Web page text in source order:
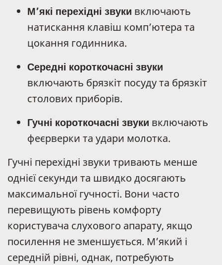
М’які перехідні звуки включають
натискання клавіш комп’ютера та
цокання годинника.
Середні короткочасні звуки
включають брязкіт посуду та брязкіт
столових приборів.
Гучні короткочасні звуки включають
феєрверки та удари молотка.
Гучні перехідні звуки тривають менше
однієї секунди та швидко досягають
максимальної гучності. Вони часто
перевищують рівень комфорту
користувача слухового апарату, якщо
посилення не зменшується. М’який і
середній рівні, однак, потребують